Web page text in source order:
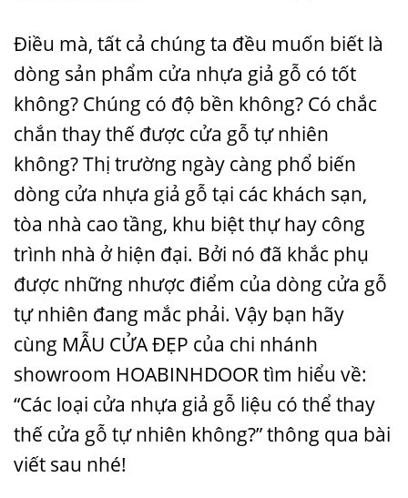
Điều mà, tất cả chúng ta đều muốn biết là
dòng sản phẩm cửa nhựa giả gỗ có tốt
không? Chúng có độ bền không? Có chắc
chắn thay thế được cửa gỗ tự nhiên
không? Thị trường ngày càng phổ biến
dòng cửa nhựa giả gỗ tại các khách sạn,
tòa nhà cao tầng, khu biệt thự hay công
trình nhà ở hiện đại. Bởi nó đã khắc phụ
được những nhược điểm của dòng cửa gỗ
tự nhiên đang mắc phải. Vậy bạn hãy
cùng MẪU CỬA ĐẸP của chi nhánh
showroom HOABINHDOOR tìm hiểu về:
“Các loại cửa nhựa giả gỗ liệu có thể thay
thế cửa gỗ tự nhiên không?” thông qua bài
viết sau nhé!